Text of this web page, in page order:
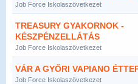
Job Force Iskolaszövetkezet
TREASURY GYAKORNOK -
KÉSZPÉNZELLÁTÁS
Job Force Iskolaszövetkezet
VÁR A GYŐRI VAPIANO
Job Force Iskolaszövetkezet